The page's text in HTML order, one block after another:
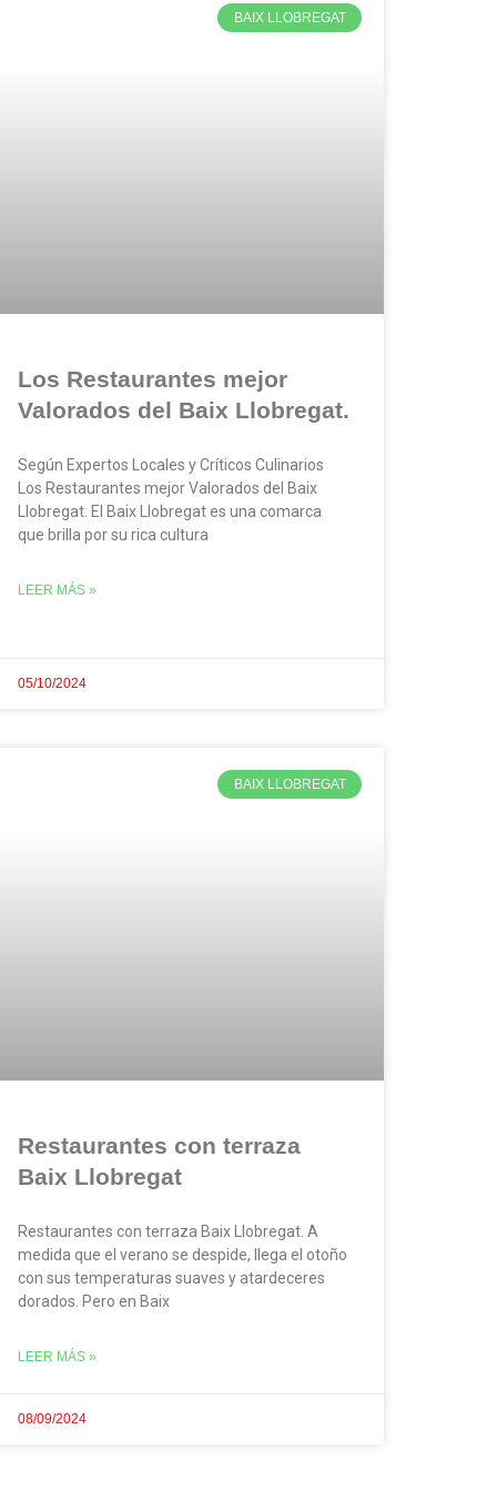
BAIX LLOBREGAT
Los Restaurantes mejor
Valorados del Baix Llobregat.
Según Expertos Locales y Críticos Culinarios
Los Restaurantes mejor Valorados del Baix
Llobregat. El Baix Llobregat es una comarca
que brilla por su rica cultura
LEER MÁS »
05/10/2024
BAIX LLOBREGAT
Restaurantes con terraza
Baix Llobregat
Restaurantes con terraza Baix Llobregat. A
medida que el verano se despide, llega el otoño
con sus temperaturas suaves y atardeceres
dorados. Pero en Baix
LEER MÁS »
08/09/2024